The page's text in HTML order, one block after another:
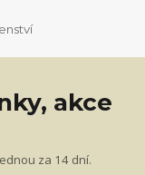
akce
za 14 dní.